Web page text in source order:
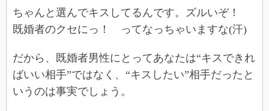
ちゃんと選んでキスしてるんです。ズルいぞ！
既婚者のクセにっ！ ってなっちゃいますな(汗)
だから、既婚者男性にとってあなたは“キスできれ
ばいい相手”ではなく、“キスしたい”相手だったと
いうのは事実でしょう。